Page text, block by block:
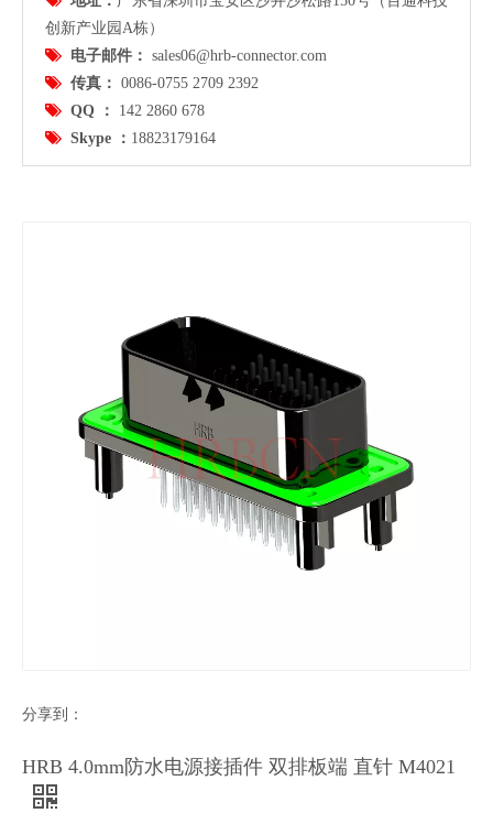
HRBCN 4.0mm汽车线对线防水连接器母胶壳M4022
HRBCN 4.0mm汽车线对线防水连接器母胶壳M4022
创新产业园A栋）
 电子邮件： sales06@hrb-connector.com
 传真： 0086-0755 2709 2392
 QQ ： 142 2860 678
 Skype ： 18823179164
分享到：
HRB 4.0mm防水电源接插件 双排板端 直针 M4021